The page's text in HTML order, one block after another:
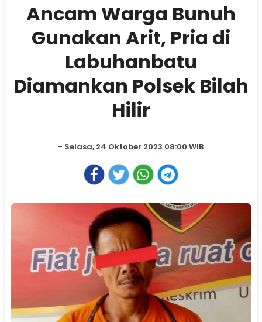
Ancam Warga Bunuh
Gunakan Arit, Pria di
Labuhanbatu
Diamankan Polsek Bilah
Hilir
- Selasa, 24 Oktober 2023 08:00 WIB